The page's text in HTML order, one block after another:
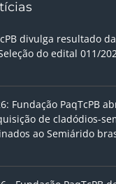
divulga resultado
do edital 011/
Fundação PaqTcPB
de cladódios-
ao Semiárido